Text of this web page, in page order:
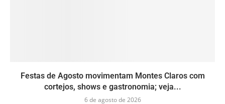
Festas de Agosto movimentam Montes Claros com
cortejos, shows e gastronomia; veja...
6 de agosto de 2026